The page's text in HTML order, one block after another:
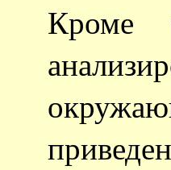
Кроме